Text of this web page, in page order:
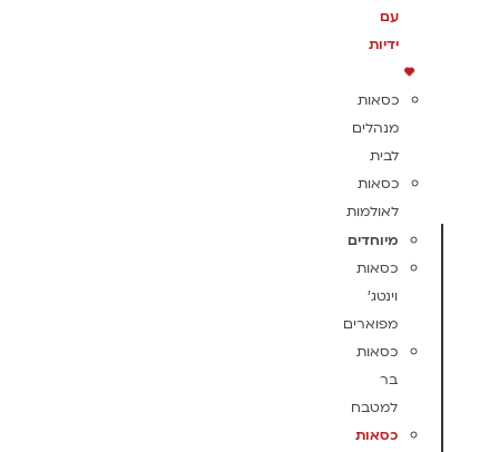
עם
ידיות
כסאות
מנהלים
לבית
כסאות
לאולמות
מיוחדים
כסאות
וינטג'
מפוארים
כסאות
בר
למטבח
כסאות